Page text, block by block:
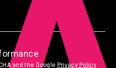
and the Google Privacy Policy